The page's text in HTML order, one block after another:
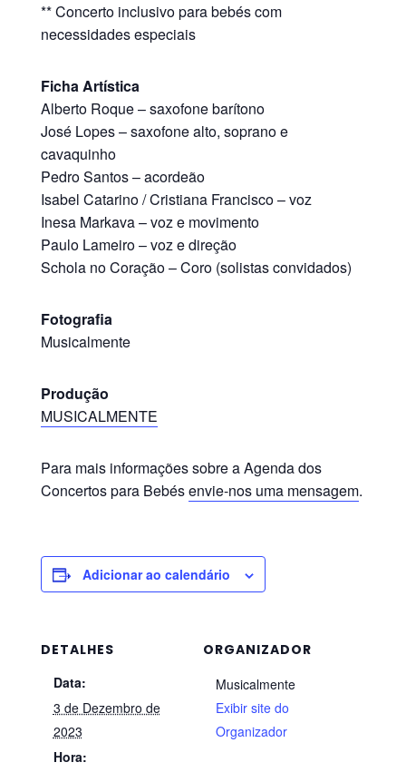
** Concerto inclusivo para bebés com
necessidades especiais
Ficha Artística
Alberto Roque – saxofone barítono
José Lopes – saxofone alto, soprano e
cavaquinho
Pedro Santos – acordeão
Isabel Catarino / Cristiana Francisco – voz
Inesa Markava – voz e movimento
Paulo Lameiro – voz e direção
Schola no Coração – Coro (solistas convidados)
Fotografia
Musicalmente
Produção
MUSICALMENTE
Para mais informações sobre a Agenda dos
Concertos para Bebésenvie-nos uma mensagem.
Adicionar ao calendário
DETALHES
Data:
3 de Dezembro de
2023
Hora:
ORGANIZADOR
Musicalmente
Exibir site do
Organizador